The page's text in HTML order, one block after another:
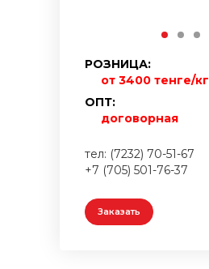
РОЗНИЦА:
от 3400 тенге/кг
ОПТ:
договорная
тел: (7232) 70-51-67
+7 (705) 501-76-37
Заказать